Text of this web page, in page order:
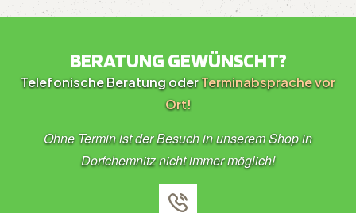
BERATUNG GEWÜNSCHT?
Telefonische Beratung oderTerminabsprache vor
Ort!
Ohne Termin ist der Besuch in unserem Shop in
Dorfchemnitz nicht immer möglich!